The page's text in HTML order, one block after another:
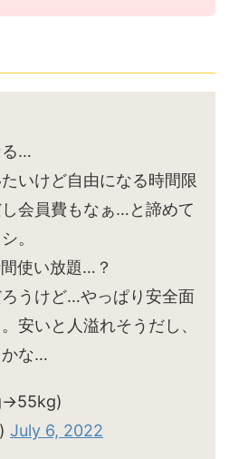
る…
いけど自由になる時間限
会員費もなぁ…と諦めて
。
使い放題…？
うけど…やっぱり安全面
安いと人溢れそうだし、
かな…
July 6, 2022